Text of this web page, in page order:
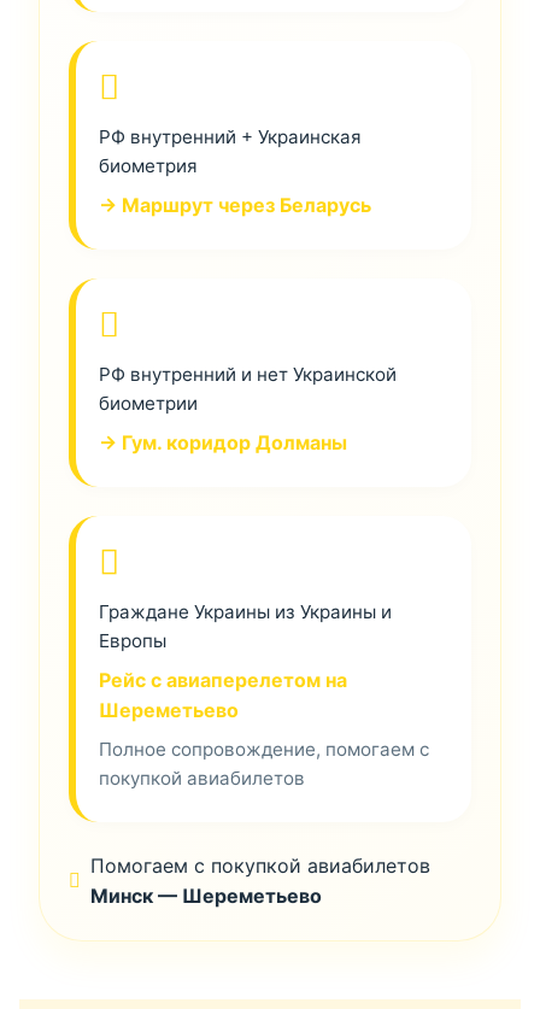
РФ внутренний + Украинская
биометрия
→ Маршрут через Беларусь
РФ внутренний и нет Украинской
биометрии
→ Гум. коридор Долманы
Граждане Украины из Украины и
Европы
Рейс с авиаперелетом на
Шереметьево
Полное сопровождение, помогаем с
покупкой авиабилетов
Помогаем с покупкой авиабилетов
Минск — Шереметьево